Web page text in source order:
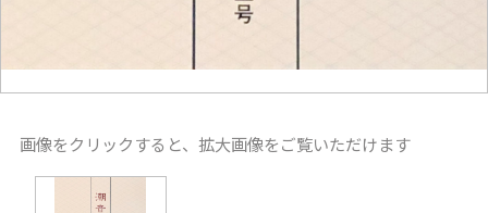
画像をクリックすると、拡大画像をご覧いただけます